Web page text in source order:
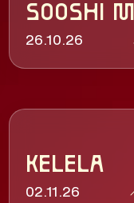
SOOSHI
26.10.26
KELELA
02.11.26